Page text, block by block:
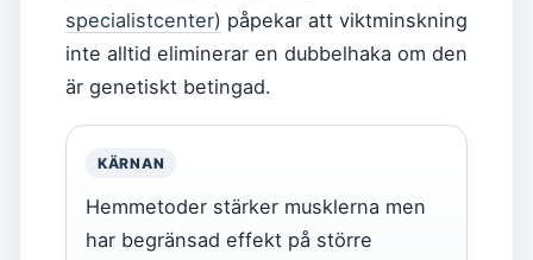
specialistcenter) påpekar att viktminskning
inte alltid eliminerar en dubbelhaka om den
är genetiskt betingad.
KÄRNAN
Hemmetoder stärker musklerna men
har begränsad effekt på större